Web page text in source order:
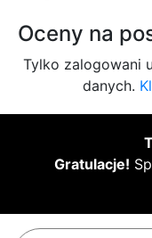
Oceny na
Tylko zalogowani
danych.
Gratulacje!